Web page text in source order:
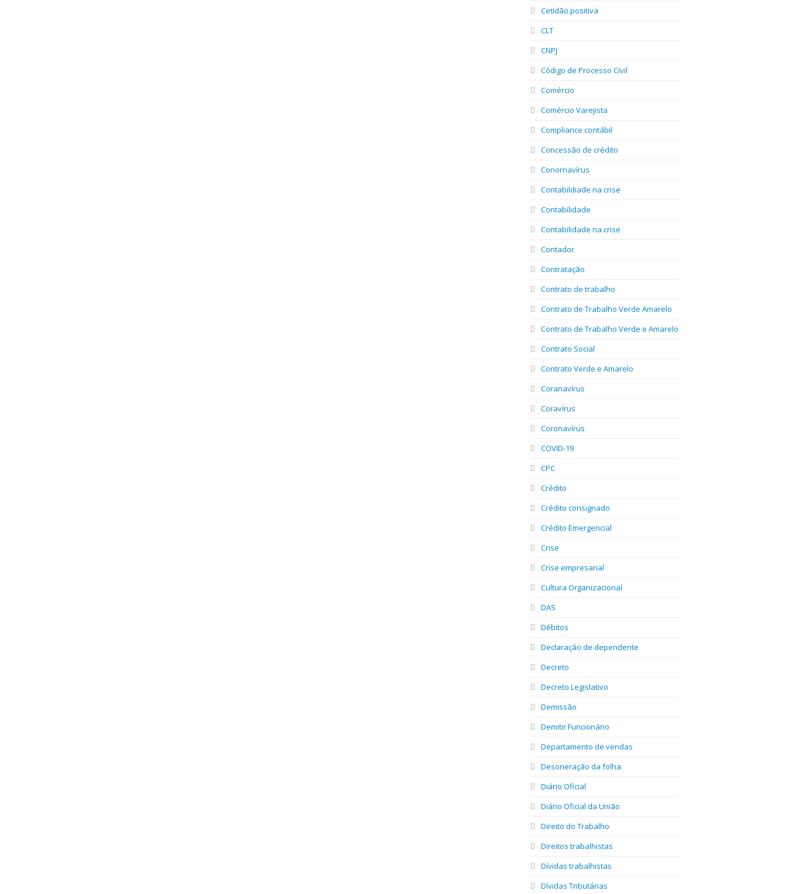
Cetidão positiva
CLT
CNPJ
Código de Processo Civil
Comércio
Comércio Varejista
Compliance contábil
Concessão de crédito
Conornavírus
Contabildiade na crise
Contabilidade
Contabilidade na crise
Contador
Contratação
Contrato de trabalho
Contrato de Trabalho Verde Amarelo
Contrato de Trabalho Verde e Amarelo
Contrato Social
Contrato Verde e Amarelo
Coranavírus
Coravírus
Coronavírus
COVID-19
CPC
Crédito
Crédito consignado
Crédito Emergencial
Crise
Crise empresarial
Cultura Organizacional
DAS
Débitos
Declaração de dependente
Decreto
Decreto Legislativo
Demissão
Demitir Funcionário
Departamento de vendas
Desoneração da folha
Diário Oficial
Diário Oficial da União
Direito do Trabalho
Direitos trabalhistas
Dívidas trabalhistas
Dívidas Tributárias